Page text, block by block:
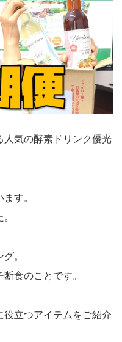
人気の酵素ドリンク優光
す。
。
食のことです。
立つアイテムをご紹介